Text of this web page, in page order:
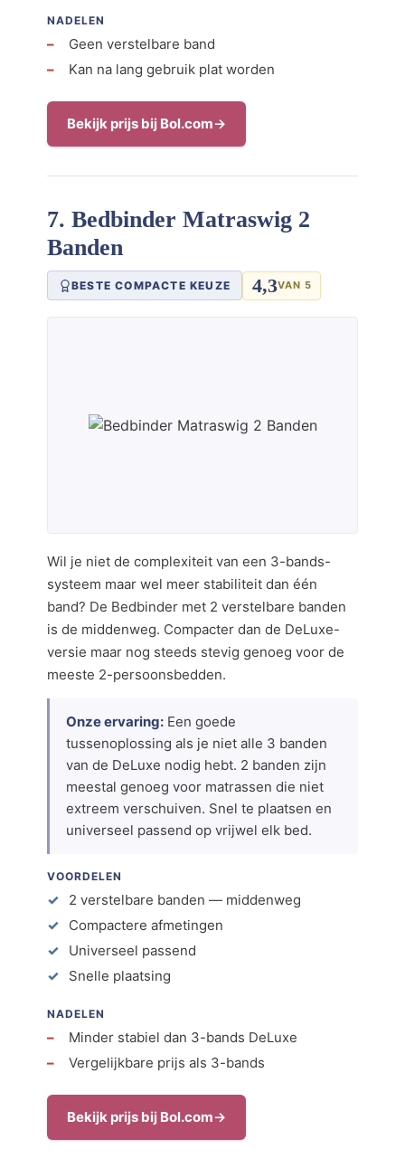
NADELEN
Geen verstelbare band
Kan na lang gebruik plat worden
Bekijk prijs bij Bol.com
7. Bedbinder Matraswig 2
Banden
BESTE COMPACTE KEUZE 4,3VAN 5
Wil je niet de complexiteit van een 3-bands-
systeem maar wel meer stabiliteit dan één
band? De Bedbinder met 2 verstelbare banden
is de middenweg. Compacter dan de DeLuxe-
versie maar nog steeds stevig genoeg voor de
meeste 2-persoonsbedden.
Onze ervaring: Een goede
tussenoplossing als je niet alle 3 banden
van de DeLuxe nodig hebt. 2 banden zijn
meestal genoeg voor matrassen die niet
extreem verschuiven. Snel te plaatsen en
universeel passend op vrijwel elk bed.
VOORDELEN
2 verstelbare banden — middenweg
Compactere afmetingen
Universeel passend
Snelle plaatsing
NADELEN
Minder stabiel dan 3-bands DeLuxe
Vergelijkbare prijs als 3-bands
Bekijk prijs bij Bol.com